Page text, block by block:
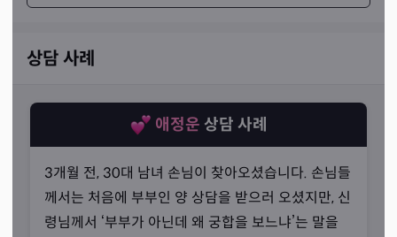
상담 사례
애정운 상담 사례
3개월 전, 30대 남녀 손님이 찾아오셨습니다. 손님들
께서는 처음에 부부인 양 상담을 받으러 오셨지만, 신
령님께서 ‘부부가 아닌데 왜 궁합을 보느냐’는 말을